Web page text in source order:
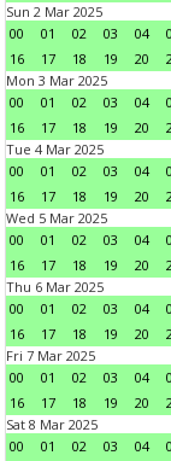
Sun 2 Mar 2025
00
01 02 03 04
16
17 18 19 20
Mon 3 Mar 2025
00
01 02 03 04
16
17 18 19 20
Tue 4 Mar 2025
00
01 02 03 04
16
17 18 19 20
Wed 5 Mar 2025
00
01 02 03 04
16
17 18 19 20
Thu 6 Mar 2025
00
01 02 03 04
16
17 18 19 20
Fri 7 Mar 2025
00
01 02 03 04
16
17 18 19 20
Sat 8 Mar 2025
00
01 02 03 04